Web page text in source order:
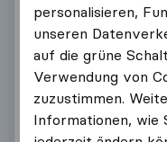
Füllen Sie das
mit Ihnen in
Affiliate-
Vorname
personalisieren,
unseren
auf die grüne
Verwendung von
zuzustimmen.
Informationen, wie